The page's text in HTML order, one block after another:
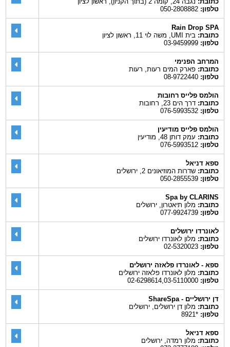
טלפון:050-2808882
Rain Drop SPA
כתובת:בית UMI, משה לוי 11, ראשון לציון
טלפון:03-9459999
המרחב הפנימי
כתובת:פארק המים רעות, רעות
טלפון:08-9722440
הולמס פלייס רחובות
כתובת:דרך הים 23, רחובות
טלפון:076-5993532
הולמס פלייס מודיעין
כתובת:עמק דותן 48, מודיעין
טלפון:076-5993512
ספא דניאל
כתובת:שדרות המוזיאונים 2, ירושלים
טלפון:050-2855539
Spa by CLARINS
כתובת:מלון תיאטרון, ירושלים
טלפון:077-9924739
לאונרדו ירושלים
כתובת:מלון לאונרדו ירושלים
טלפון:02-5320023
ספא - לאונרדו פלאזה ירושלים
כתובת:מלון לאונרדו פלאזה ירושלים
טלפון:02-6298614,03-5110000
דן ירושליים - ShareSpa
כתובת:מלון דן ירושלים, ירושלים
טלפון:*8921
ספא דניאל
כתובת:מלון רמדה, ירושלים